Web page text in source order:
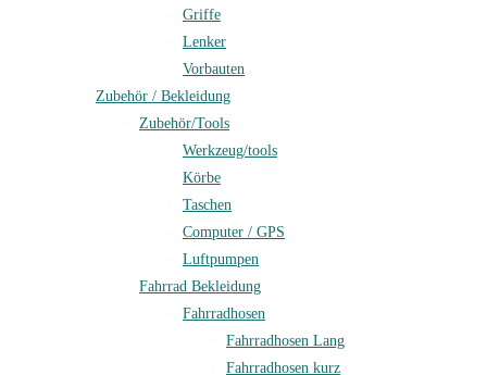
Griffe
Lenker
Vorbauten
Zubehör / Bekleidung
Zubehör/Tools
Werkzeug/tools
Körbe
Taschen
Computer / GPS
Luftpumpen
Fahrrad Bekleidung
Fahrradhosen
Fahrradhosen Lang
Fahrradhosen kurz